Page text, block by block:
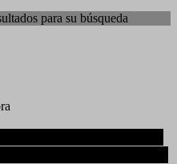
para su búsqueda